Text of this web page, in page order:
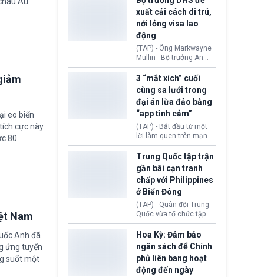
eo biển
cực này
80
Nam
Anh đã
ứng tuyển
suốt một
cuộc khủng hoảng
quyền lực nghiêm trọng,
khi Hội đồng FIFA được
cho là đang chuẩn bị tổ
chức cuộc họp khẩn cấp
nhằm xem xét phế truất
ông sau bê bối liên quan
đến kế hoạch thương
mại hoá World Cup.
xuất cải cách di trú,
nới lỏng visa lao
động
(TAP) - Ông Markwayne
Mullin - Bộ trưởng An
ninh Nội địa Hoa Kỳ
(DHS) vừa đề xuất chính
phủ cần xem xét mở
rộng tiếp nhận lao động
nước ngoài có thị thực
(visa) tại các lĩnh vực
đang thiếu hụt nhân
công trầm trọng. Việc
này nhằm giải quyết nhu
cầu nhân lực cốt lõi cho
nền kinh tế nội địa.
3 “mắt xích” cuối
cùng sa lưới trong
đại án lừa đảo bằng
“app tình cảm”
(TAP) - Bắt đầu từ một
lời làm quen trên mạng
xã hội, nhiều nạn nhân
từng bước rơi vào chiếc
bẫy “tình cảm - đầu tư”
rồi mất sạch tài sản.
Sau hơn nửa năm điều
tra, Công an tỉnh Cao
Bằng (Việt Nam) đã khép
lại chuyên án lừa đảo
xuyên quốc gia bằng
việc bắt giữ 3 “mắt xích”
cuối cùng thuộc đường
dây chiếm đoạt hàng
nghìn tỷ đồng.
Trung Quốc tập trận
gần bãi cạn tranh
chấp với Philippines
ở Biển Đông
(TAP) - Quân đội Trung
Quốc vừa tổ chức tập
trận phối hợp hải quân,
không quân gần bãi cạn
Scarborough thuộc khu
vực Biển Đông giữa lúc
tranh chấp chủ quyền
Bắc Kinh và Manila
Hoa Kỳ: Đảm bảo
ngân sách để Chính
phủ liên bang hoạt
động đến ngày